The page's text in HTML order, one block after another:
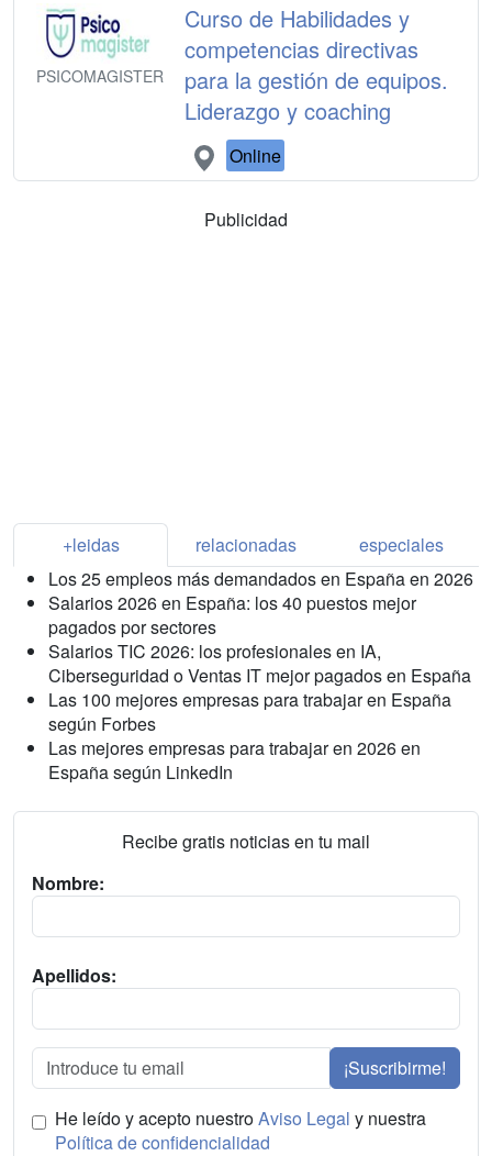
PSICOMAGISTER
Curso de Habilidades y
competencias directivas
para la gestión de equipos.
Liderazgo y coaching
Online
Publicidad
+leidas relacionadas
especiales
Los 25 empleos más demandados en España en 2026
Salarios 2026 en España: los 40 puestos mejor
pagados por sectores
Salarios TIC 2026: los profesionales en IA,
Ciberseguridad o Ventas IT mejor pagados en España
Las 100 mejores empresas para trabajar en España
según Forbes
Las mejores empresas para trabajar en 2026 en
España según LinkedIn
Recibe gratis noticias en tu mail
Nombre:
Apellidos:
¡Suscribirme!
He leído y acepto nuestroAviso Legal y nuestra
Política de confidencialidad